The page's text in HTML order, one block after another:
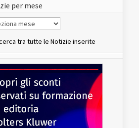
per mese
tra tutte le Notizie inserite